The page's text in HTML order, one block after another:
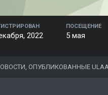
2022
ПОСЕЩЕНИЕ
5 мая
ОПУБЛИКОВАННЫЕ